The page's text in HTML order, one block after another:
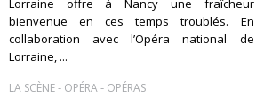
Lorraine offre à Nancy une fraîcheur
bienvenue en ces temps troublés. En
collaboration avec l’Opéra national de
Lorraine, ...
LA SCÈNE- OPÉRA- OPÉRAS